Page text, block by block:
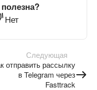
Нет
Следующая
отправить рассылку
в Telegram через
Fasttrack